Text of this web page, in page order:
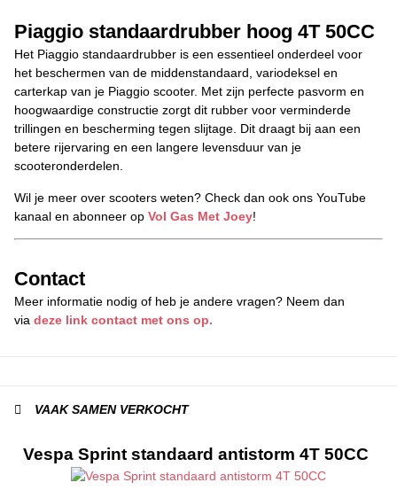
Piaggio standaardrubber hoog 4T 50CC
Het Piaggio standaardrubber is een essentieel onderdeel voor
het beschermen van de middenstandaard, variodeksel en
carterkap van je Piaggio scooter. Met zijn perfecte pasvorm en
hoogwaardige constructie zorgt dit rubber voor verminderde
trillingen en bescherming tegen slijtage. Dit draagt bij aan een
betere rijervaring en een langere levensduur van je
scooteronderdelen.
Wil je meer over scooters weten? Check dan ook ons YouTube
kanaal en abonneer op Vol Gas Met Joey!
Contact
Meer informatie nodig of heb je andere vragen? Neem dan
via deze link contact met ons op.
VAAK SAMEN VERKOCHT
Vespa Sprint standaard antistorm 4T 50CC